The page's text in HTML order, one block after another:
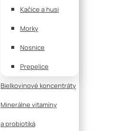
Kačice a husi
Morky
Nosnice
Prepelice
Bielkovinové koncentráty
Minerálne vitamíny
a probiotiká